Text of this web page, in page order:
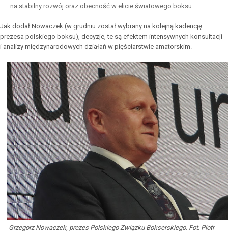
na stabilny rozwój oraz obecność w elicie światowego boksu.
Jak dodał Nowaczek (w grudniu został wybrany na kolejną kadencję
prezesa polskiego boksu), decyzje, te są efektem intensywnych konsultacji
i analizy międzynarodowych działań w pięściarstwie amatorskim.
Grzegorz Nowaczek, prezes Polskiego Związku Bokserskiego. Fot. Piotr